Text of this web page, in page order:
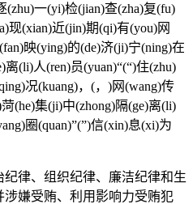
(zhu)一(yi)检(jian)查(zha)复(fu)
现(xian)近(jin)期(qi)有(you)网
映(ying)的(de)济(ji)宁(ning)在
(li)人(ren)员(yuan)“(“)住(zhu)
况(kuang)，(，)网(wang)传
(he)集(ji)中(zhong)隔(ge)离(li)
圈(quan)”(”)信(xin)息(xi)为
律、组织纪律、廉洁纪律和生
嫌受贿、利用影响力受贿犯